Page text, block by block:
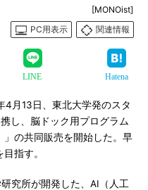
[MONOist]
PC用表示
関連情報
LINE Hatena
月13日、東北大学発のスタ
し、脳ドック用プログラム
」の共同販売を開始した。早
指す。
究所が開発した、AI（人工